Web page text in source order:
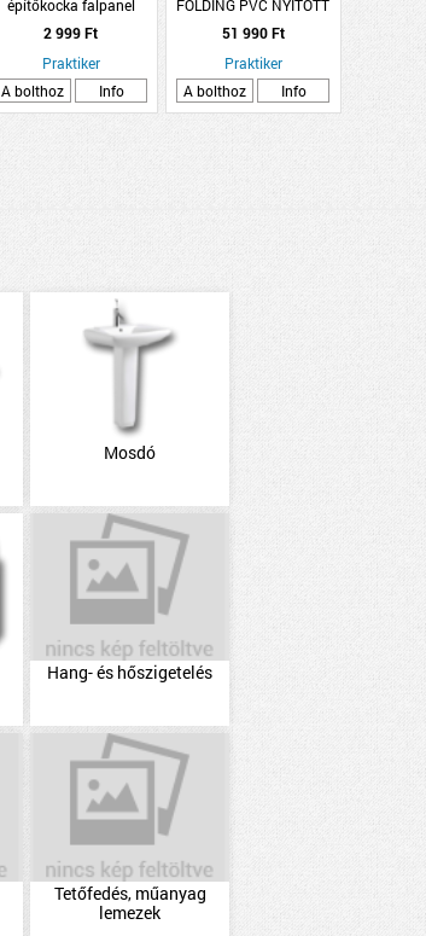
építőkocka falpanel
2 999 Ft
Praktiker
A bolthoz
Info
FOLDING PVC NYITOTT
LAMELLÁS AJTÓ
83X203CM FEHÉR
51 990 Ft
Praktiker
A bolthoz
Info
Mosdó
Hang- és hőszigetelés
Tetőfedés, műanyag
lemezek